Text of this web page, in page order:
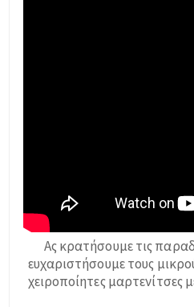
Ας κρατήσουμε τις
ευχαριστήσουμε τους
χειροποίητες μαρτενίτσες